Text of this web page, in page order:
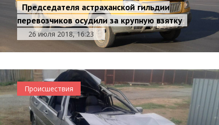
Председателя астраханской гильдии
перевозчиков осудили за крупную взятку
26 июля 2018, 16:23
Происшествия